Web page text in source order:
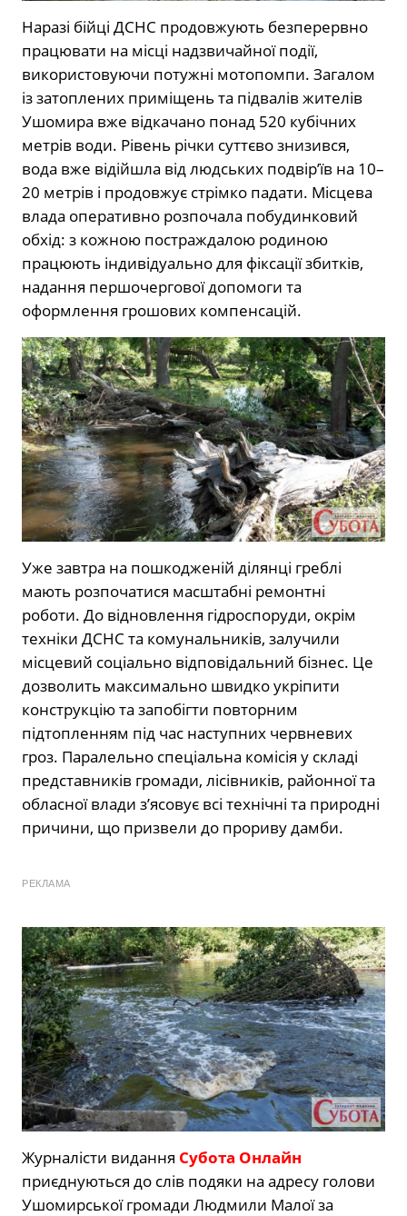
Наразі бійці ДСНС продовжують безперервно
працювати на місці надзвичайної події,
використовуючи потужні мотопомпи. Загалом
із затоплених приміщень та підвалів жителів
Ушомира вже відкачано понад 520 кубічних
метрів води. Рівень річки суттєво знизився,
вода вже відійшла від людських подвір’їв на 10–
20 метрів і продовжує стрімко падати. Місцева
влада оперативно розпочала побудинковий
обхід: з кожною постраждалою родиною
працюють індивідуально для фіксації збитків,
надання першочергової допомоги та
оформлення грошових компенсацій.
Уже завтра на пошкодженій ділянці греблі
мають розпочатися масштабні ремонтні
роботи. До відновлення гідроспоруди, окрім
техніки ДСНС та комунальників, залучили
місцевий соціально відповідальний бізнес. Це
дозволить максимально швидко укріпити
конструкцію та запобігти повторним
підтопленням під час наступних червневих
гроз. Паралельно спеціальна комісія у складі
представників громади, лісівників, районної та
обласної влади з’ясовує всі технічні та природні
причини, що призвели до прориву дамби.
РЕКЛАМА
Журналісти видання Субота Онлайн
приєднуються до слів подяки на адресу голови
Ушомирської громади Людмили Малої за